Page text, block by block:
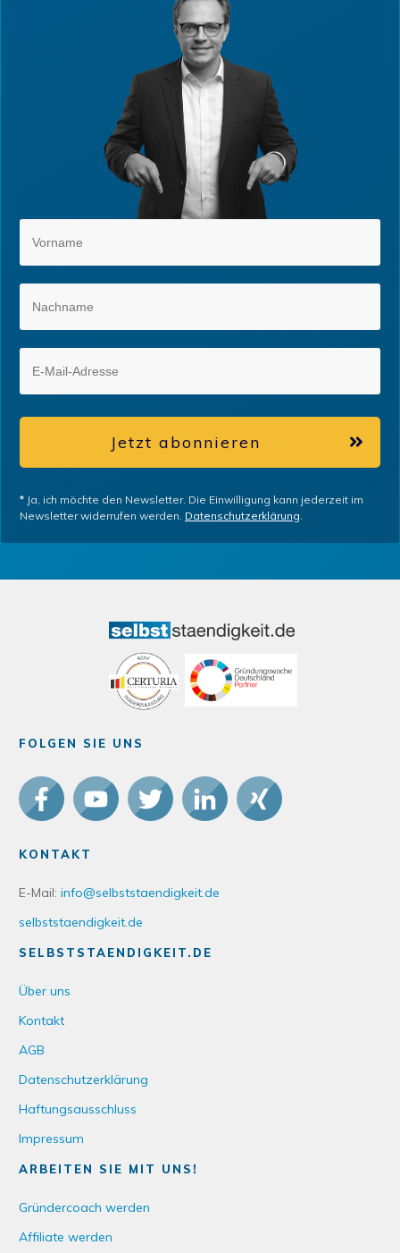
Jetzt abonnieren
* Ja, ich möchte den Newsletter. Die Einwilligung kann jederzeit im
Newsletter widerrufen werden. Datenschutzerklärung
FOLGEN SIE UNS
KONTAKT
E-Mail: info@selbststaendigkeit.de
selbststaendigkeit.de
SELBSTSTAENDIGKEIT.DE
Über uns
Kontakt
AGB
Datenschutzerklärung
Haftungsausschluss
Impressum
ARBEITEN SIE MIT UNS!
Gründercoach werden
Affiliate werden